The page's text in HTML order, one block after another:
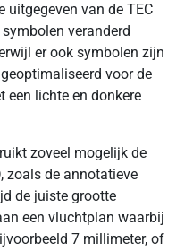
uitgegeven van de TEC
veranderd
er ook symbolen zijn
voor de
een lichte en donkere
zoveel mogelijk de
zoals de annotatieve
de juiste grootte
een vluchtplan waarbij
7 millimeter, of